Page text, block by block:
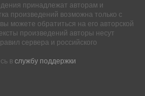
принадлежат авторам и
произведений возможна только с
можете обратиться на его авторской
произведений авторы несут
сервера и российского
в службу поддержки